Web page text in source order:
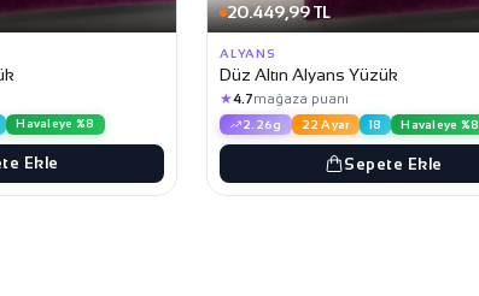
Havaleye %8
Ekle
20.449,99 TL
ALYANS
Düz Altın Alyans Yüzük
★4.7mağaza puanı
2.26g 22 Ayar 18 Havaleye %8
Sepete Ekle